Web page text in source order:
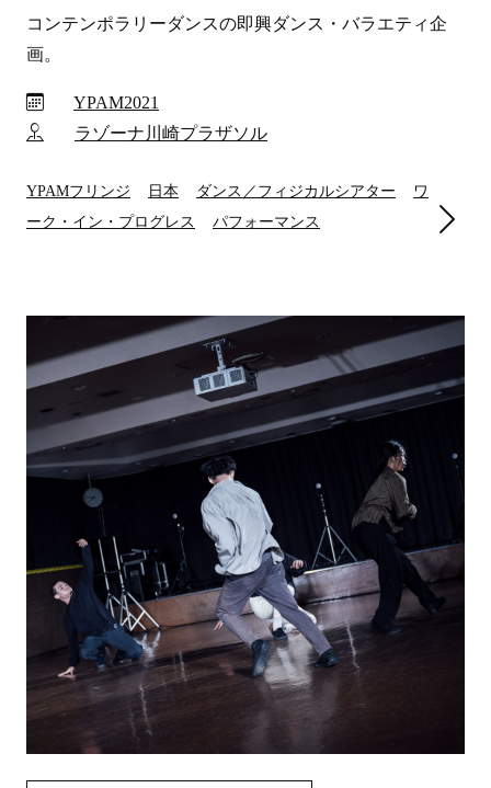
コンテンポラリーダンスの即興ダンス・バラエティ企
画。
YPAM2021
ラゾーナ川崎プラザソル
YPAMフリンジ 日本 ダンス／フィジカルシアター
ワ
ーク・イン・プログレス
パフォーマンス